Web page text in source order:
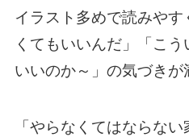
イラスト多めで読みや
くてもいいんだ」「こ
いいのか～」の気づきが
「やらなくてはならな